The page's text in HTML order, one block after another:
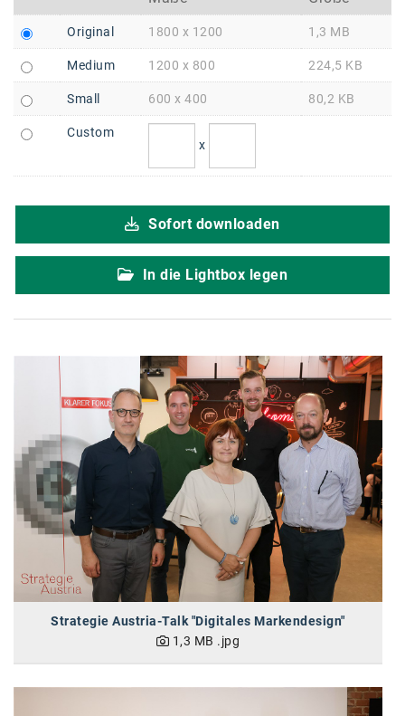
BRP-Rotax
Bundesdenkmalamt
Calle Libre
DDB Wien
Enkeltaugliches Österreich
GYNIAL
Helvetia Österreich
Interzero
karriere.at
Ketchum GmbH
Kinderwunschzentrum
Kostenwahrheit
LWND
Original 1800 x 1200 1,3 MB
Medium 1200 x 800 224,5 KB
Small 600 x 400 80,2 KB
Custom
x
Sofort downloaden
In die Lightbox legen
Strategie Austria-Talk "Digitales Markendesign"
1,3 MB .jpg